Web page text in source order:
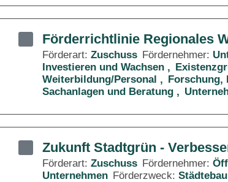
Förderrichtlinie Regionales
Förderart: Zuschuss Fördernehmer:
Investieren und Wachsen
Weiterbildung/Personal
Forschung,
Sachanlagen und Beratung
Zukunft Stadtgrün -
Förderart: Zuschuss Fördernehmer:
Unternehmen Förderzweck: